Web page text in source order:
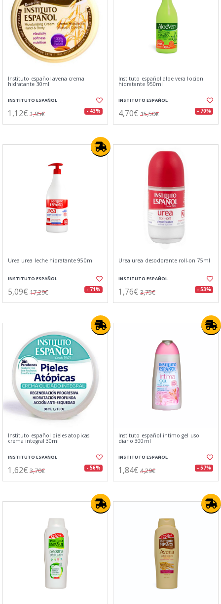
Instituto español avena crema
hidratante 30ml
INSTITUTO ESPAÑOL
1,12€ 1,95€ - 43%
Instituto español aloe vera locion
hidratante 950ml
INSTITUTO ESPAÑOL
4,70€ 15,50€ - 70%
Urea urea leche hidratante 950ml
INSTITUTO ESPAÑOL
5,09€ 17,29€ - 71%
Urea urea desodorante roll-on 75ml
INSTITUTO ESPAÑOL
1,76€ 3,75€ - 53%
Instituto español pieles atopicas
crema integral 30ml
INSTITUTO ESPAÑOL
1,62€ 3,70€ - 56%
Instituto español intimo gel uso
diario 300ml
INSTITUTO ESPAÑOL
1,84€ 4,29€ - 57%